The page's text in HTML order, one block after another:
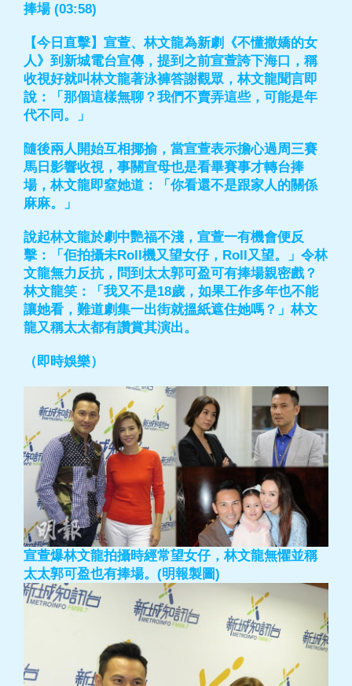
捧場 (03:58)
【今日直擊】宣萱、林文龍為新劇《不懂撒嬌的女
人》到新城電台宣傳，提到之前宣萱誇下海口，稱
收視好就叫林文龍著泳褲答謝觀眾，林文龍聞言即
說：「那個這樣無聊？我們不賣弄這些，可能是年
代不同。」
隨後兩人開始互相揶揄，當宣萱表示擔心過周三賽
馬日影響收視，事關宣母也是看畢賽事才轉台捧
場，林文龍即窒她道：「你看還不是跟家人的關係
麻麻。」
說起林文龍於劇中艷福不淺，宣萱一有機會便反
擊：「佢拍攝未Roll機又望女仔，Roll又望。」令林
文龍無力反抗，問到太太郭可盈可有捧場親密戲？
林文龍笑：「我又不是18歲，如果工作多年也不能
讓她看，難道劇集一出街就搵紙遮住她嗎？」林文
龍又稱太太都有讚賞其演出。
（即時娛樂）
宣萱爆林文龍拍攝時經常望女仔，林文龍無懼並稱
太太郭可盈也有捧場。(明報製圖)